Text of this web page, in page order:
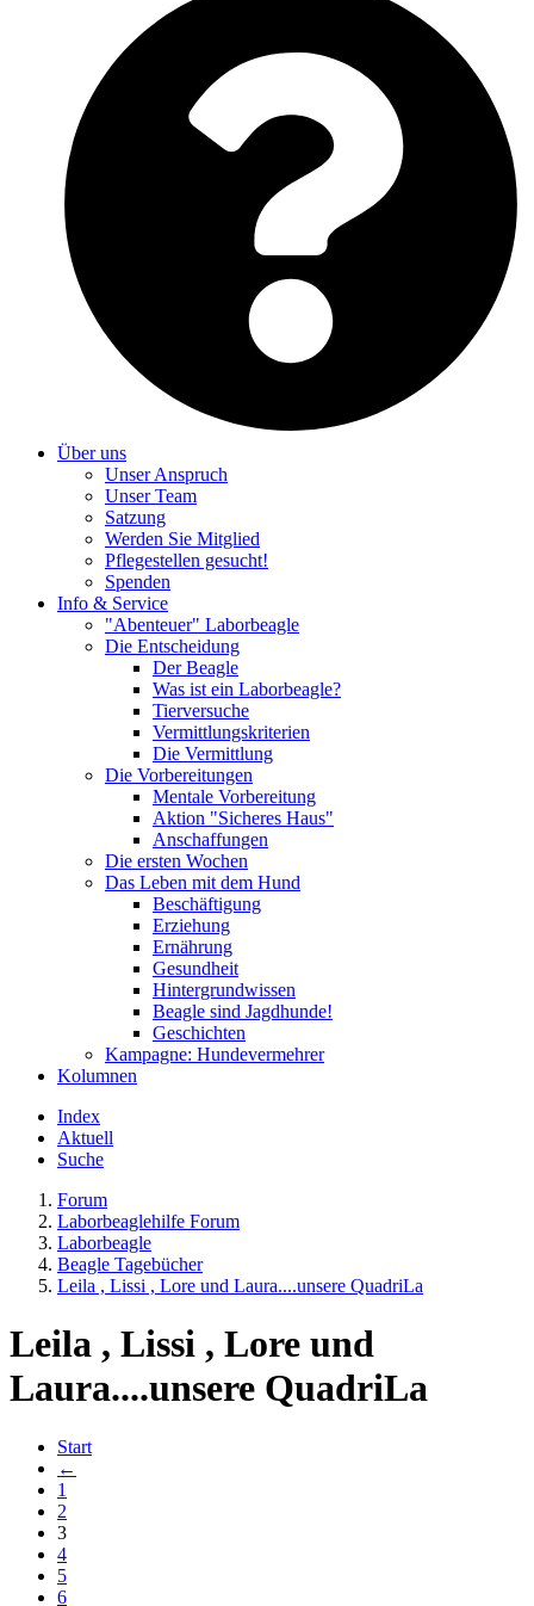
Über uns
Unser Anspruch
Unser Team
Satzung
Werden Sie Mitglied
Pflegestellen gesucht!
Spenden
Info & Service
"Abenteuer" Laborbeagle
Die Entscheidung
Der Beagle
Was ist ein Laborbeagle?
Tierversuche
Vermittlungskriterien
Die Vermittlung
Die Vorbereitungen
Mentale Vorbereitung
Aktion "Sicheres Haus"
Anschaffungen
Die ersten Wochen
Das Leben mit dem Hund
Beschäftigung
Erziehung
Ernährung
Gesundheit
Hintergrundwissen
Beagle sind Jagdhunde!
Geschichten
Kampagne: Hundevermehrer
Kolumnen
Index
Aktuell
Suche
Forum
Laborbeaglehilfe Forum
Laborbeagle
Beagle Tagebücher
Leila , Lissi , Lore und Laura....unsere QuadriLa
Leila , Lissi , Lore und
Laura....unsere QuadriLa
Start
←
1
2
3
4
5
6